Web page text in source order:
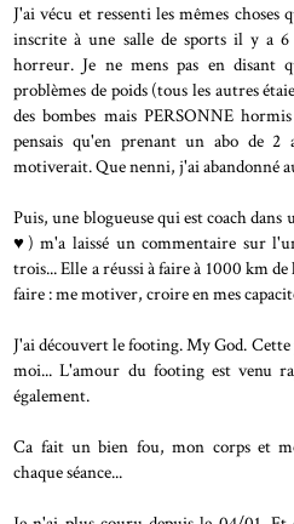
J'ai vécu et ressenti les mêmes
inscrite à une salle de sports il y a
horreur. Je ne mens pas en disant
problèmes de poids (tous les autres
des bombes mais PERSONNE
pensais qu'en prenant un abo de 2
motiverait. Que nenni, j'ai abandonné
Puis, une blogueuse qui est coach
♥) m'a laissé un commentaire sur
trois... Elle a réussi à faire à 1000 km
faire : me motiver, croire en mes
J'ai découvert le footing. My God. Cette
moi... L'amour du footing est venu
également.
Ca fait un bien fou, mon corps et
chaque séance...